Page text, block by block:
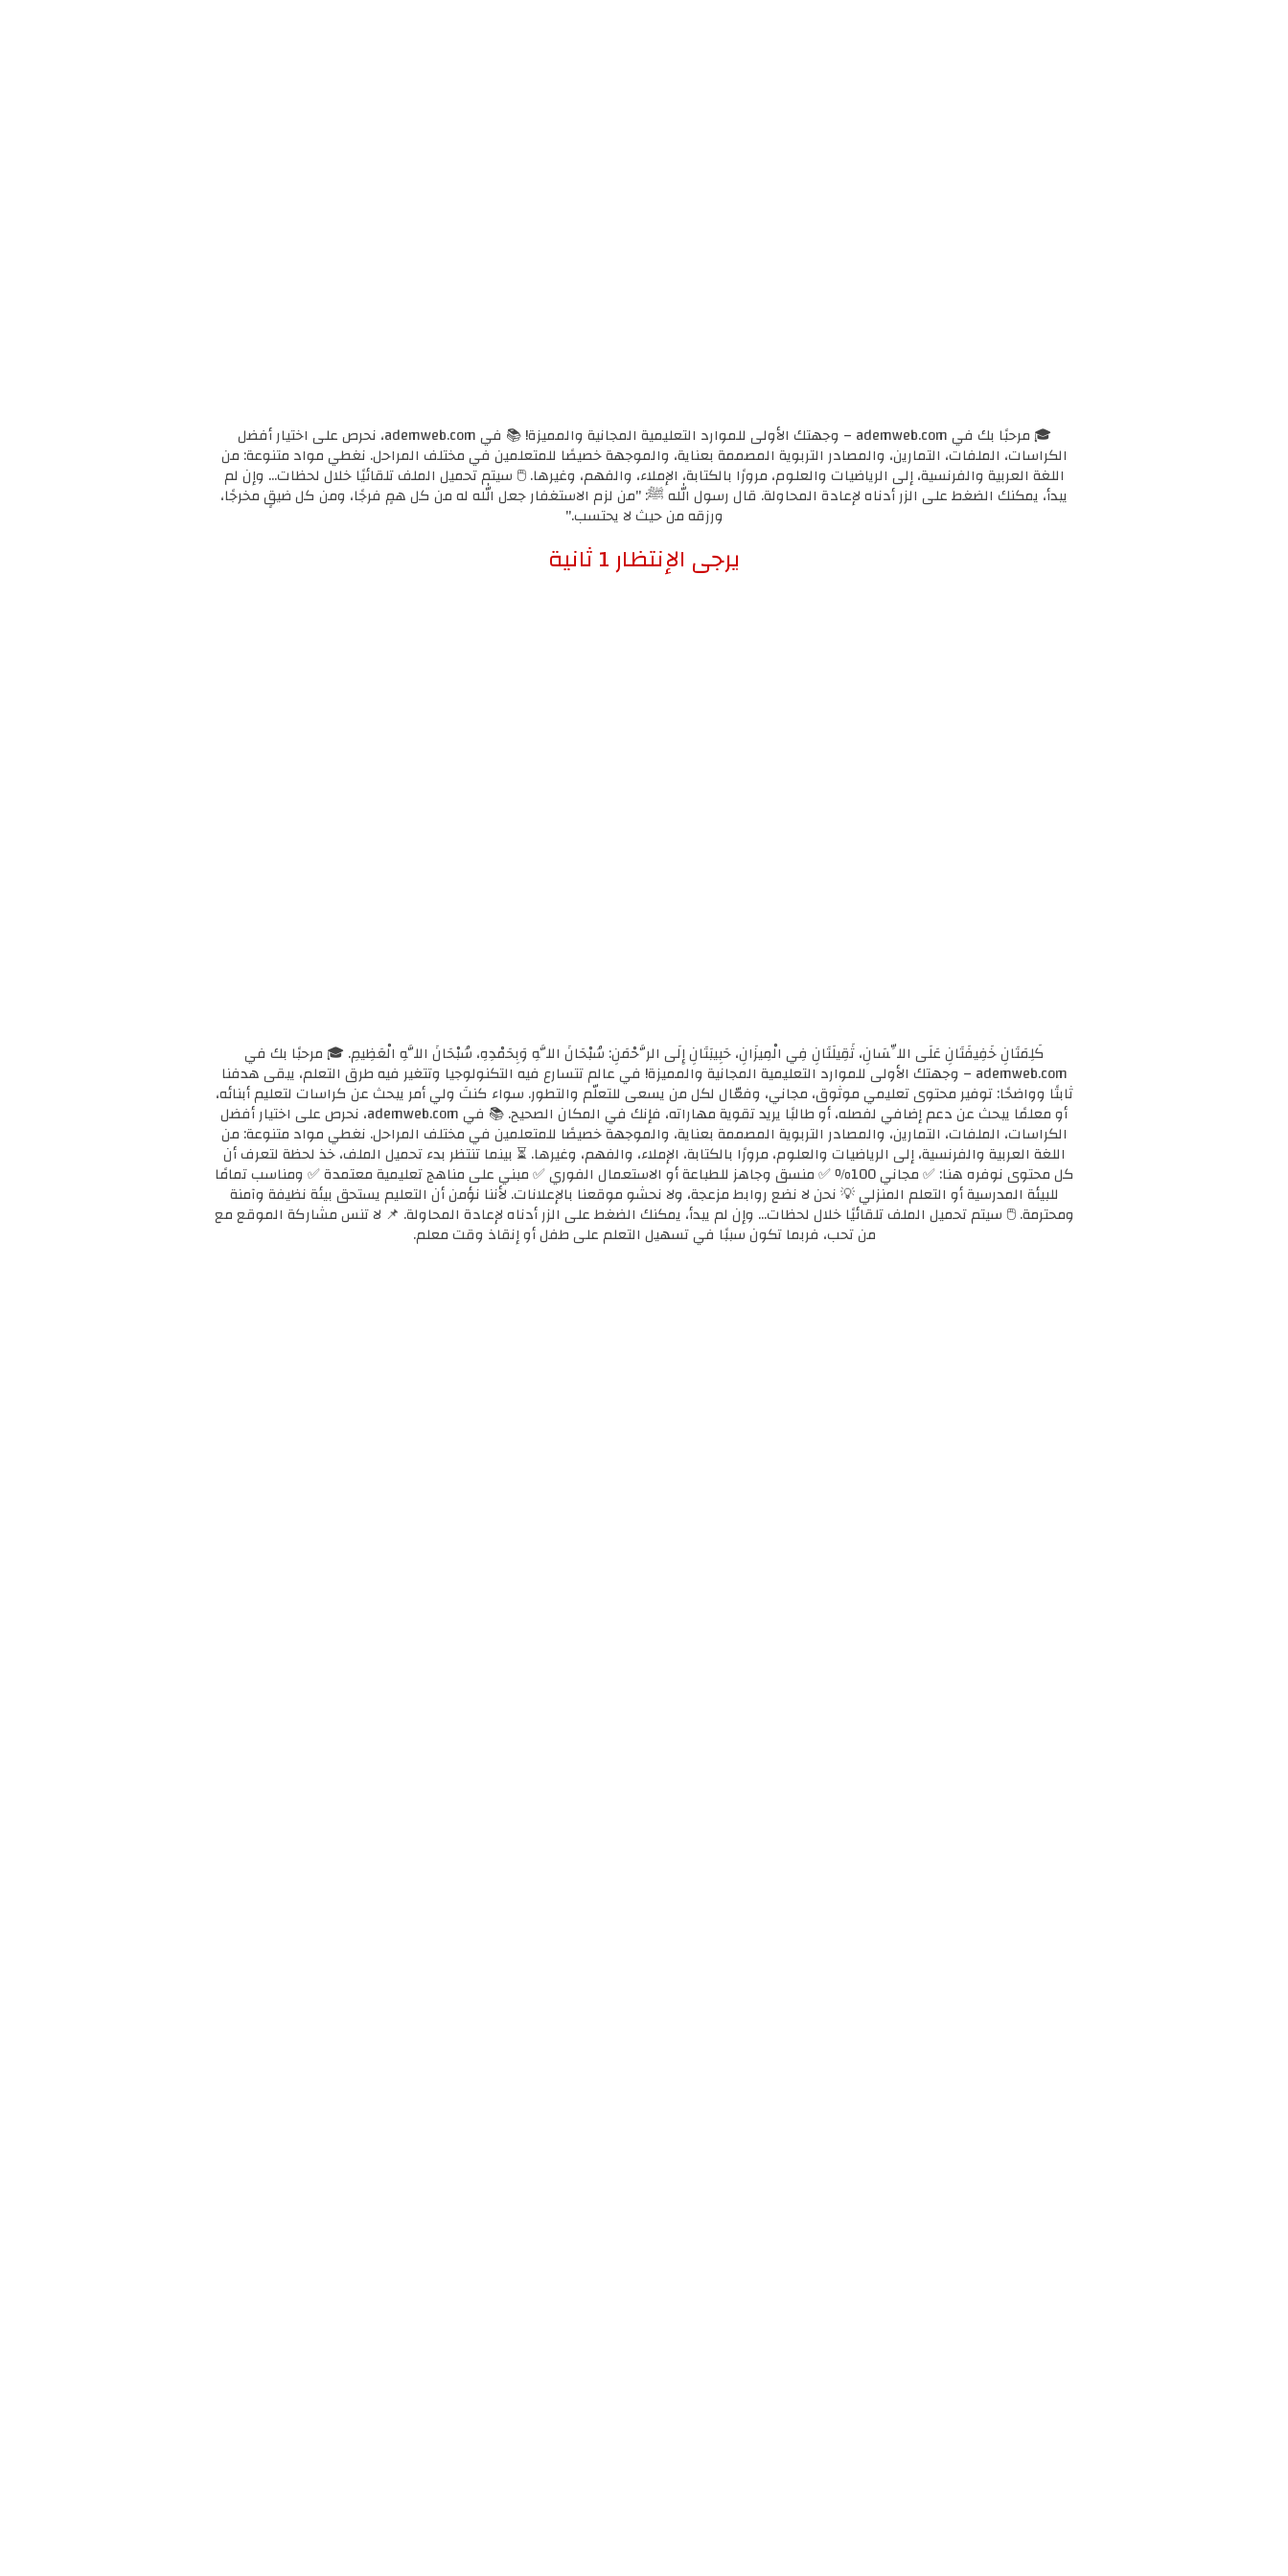
🎓 مرحبًا بك في ademweb.com – وجهتك الأولى للموارد التعليمية المجانية والمميزة! 📚 في ademweb.com، نحرص على اختيار أفضل
الكراسات، الملفات، التمارين، والمصادر التربوية المصممة بعناية، والموجهة خصيصًا للمتعلمين في مختلف المراحل. نغطي مواد متنوعة: من
اللغة العربية والفرنسية، إلى الرياضيات والعلوم، مرورًا بالكتابة، الإملاء، والفهم، وغيرها. 🖱️ سيتم تحميل الملف تلقائيًا خلال لحظات... وإن لم
يبدأ، يمكنك الضغط على الزر أدناه لإعادة المحاولة. قال رسول الله ﷺ: "من لزم الاستغفار جعل الله له من كل همٍ فرجًا، ومن كل ضيقٍ مخرجًا،
ورزقه من حيث لا يحتسب."
كَلِمَتَانِ خَفِيفَتَانِ عَلَى اللِّسَانِ، ثَقِيلَتَانِ فِي الْمِيزَانِ، حَبِيبَتَانِ إِلَى الرَّحْمَنِ: سُبْحَانَ اللَّهِ وَبِحَمْدِهِ، سُبْحَانَ اللَّهِ الْعَظِيمِ. 🎓 مرحبًا بك في
ademweb.com – وجهتك الأولى للموارد التعليمية المجانية والمميزة! في عالم تتسارع فيه التكنولوجيا وتتغير فيه طرق التعلم، يبقى هدفنا
ثابتًا وواضحًا: توفير محتوى تعليمي موثوق، مجاني، وفعّال لكل من يسعى للتعلّم والتطور. سواء كنتَ ولي أمر يبحث عن كراسات لتعليم أبنائه،
أو معلمًا يبحث عن دعم إضافي لفصله، أو طالبًا يريد تقوية مهاراته، فإنك في المكان الصحيح. 📚 في ademweb.com، نحرص على اختيار أفضل
الكراسات، الملفات، التمارين، والمصادر التربوية المصممة بعناية، والموجهة خصيصًا للمتعلمين في مختلف المراحل. نغطي مواد متنوعة: من
اللغة العربية والفرنسية، إلى الرياضيات والعلوم، مرورًا بالكتابة، الإملاء، والفهم، وغيرها. ⏳ بينما تنتظر بدء تحميل الملف، خذ لحظة لتعرف أن
كل محتوى نوفره هنا: ✅ مجاني 100٪ ✅ منسق وجاهز للطباعة أو الاستعمال الفوري ✅ مبني على مناهج تعليمية معتمدة ✅ ومناسب تمامًا
للبيئة المدرسية أو التعلم المنزلي 💡 نحن لا نضع روابط مزعجة، ولا نحشو موقعنا بالإعلانات. لأننا نؤمن أن التعليم يستحق بيئة نظيفة وآمنة
ومحترمة. 🖱️ سيتم تحميل الملف تلقائيًا خلال لحظات... وإن لم يبدأ، يمكنك الضغط على الزر أدناه لإعادة المحاولة. 📌 لا تنس مشاركة الموقع مع